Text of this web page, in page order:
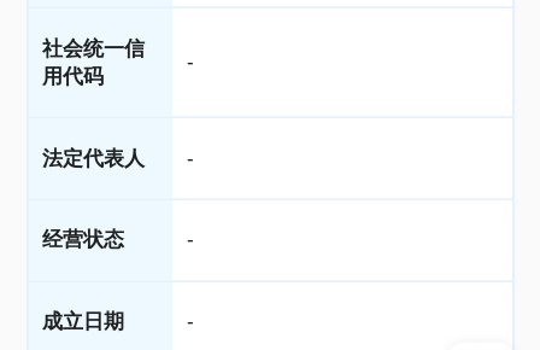
社会统一信
用代码
-
法定代表人 -
经营状态 -
成立日期 -